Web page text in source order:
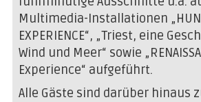
Multimedia-Installationen
EXPERIENCE“, „Triest, eine
Wind und Meer“ sowie
Experience“ aufgeführt.
Alle Gäste sind darüber hinaus